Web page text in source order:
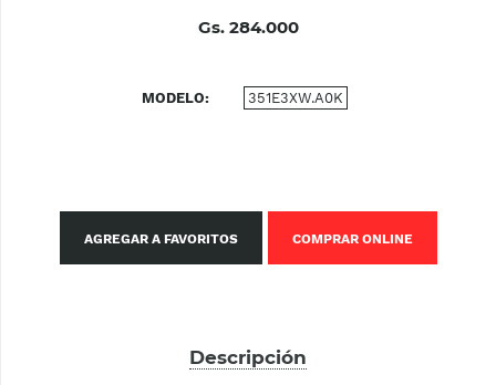
Gs. 284.000
MODELO 351E3XW.A0K
AGREGAR A FAVORITOS COMPRAR ONLINE
Descripción